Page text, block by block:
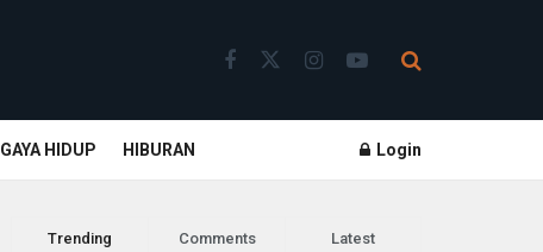
GAYA HIDUP HIBURAN Login
Trending Comments Latest